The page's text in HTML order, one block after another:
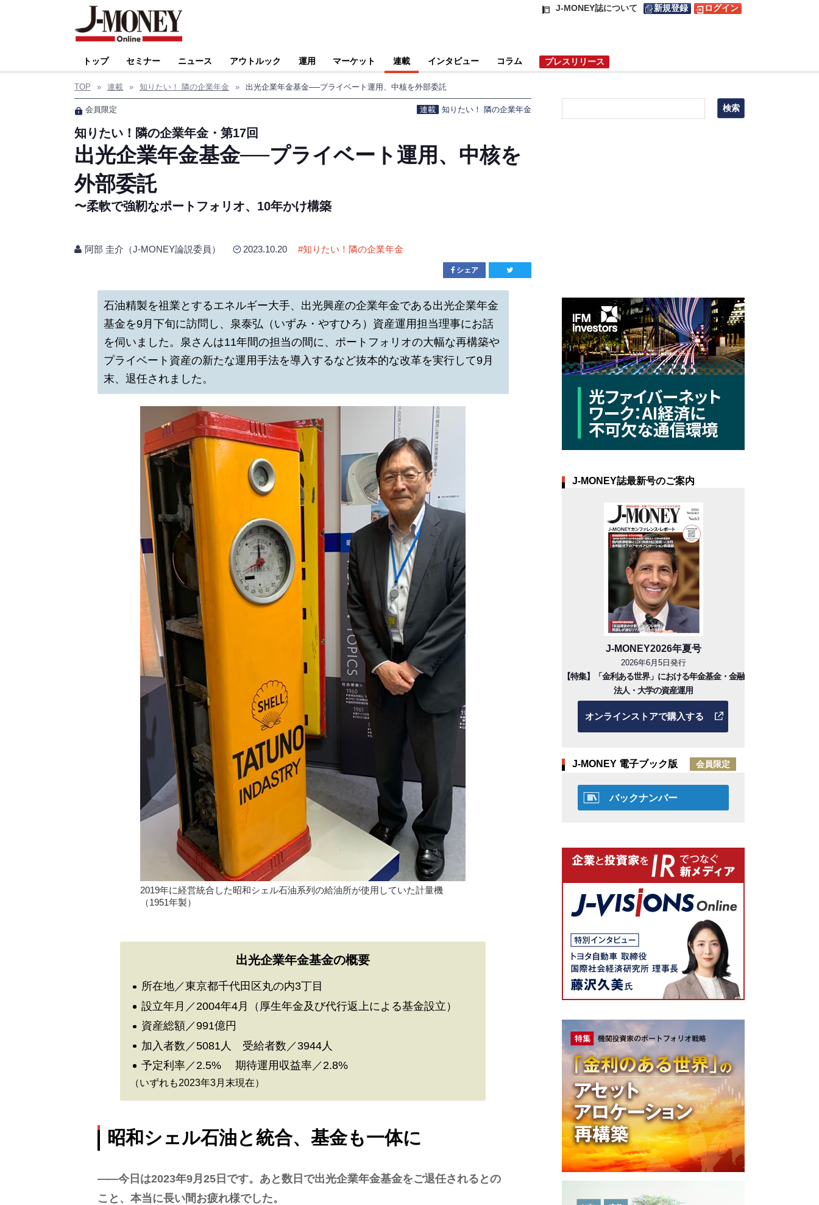
J-MONEY誌について 新規登録 ログイン
トップ セミナー ニュース アウトルック 運用 マーケット 連載 インタビュー コラム プレスリリース
TOP » 連載 » 知りたい！ 隣の企業年金 » 出光企業年金基金──プライベート運用、中核を外部委託
会員限定 連載 知りたい！ 隣の企業年金
知りたい！隣の企業年金・第17回
出光企業年金基金──プライベート運用、中核を
外部委託
〜柔軟で強靭なポートフォリオ、10年かけ構築
阿部 圭介（J-MONEY論説委員） 2023.10.20 #知りたい！隣の企業年金
シェア
石油精製を祖業とするエネルギー大手、出光興産の企業年金である出光企業年金
基金を9月下旬に訪問し、泉泰弘（いずみ・やすひろ）資産運用担当理事にお話
を伺いました。泉さんは11年間の担当の間に、ポートフォリオの大幅な再構築や
プライベート資産の新たな運用手法を導入するなど抜本的な改革を実行して9月
末、退任されました。
2019年に経営統合した昭和シェル石油系列の給油所が使用していた計量機
（1951年製）
出光企業年金基金の概要
所在地／東京都千代田区丸の内3丁目
設立年月／2004年4月（厚生年金及び代行返上による基金設立）
資産総額／991億円
加入者数／5081人 受給者数／3944人
予定利率／2.5% 期待運用収益率／2.8%
（いずれも2023年3月末現在）
昭和シェル石油と統合、基金も一体に
今日は2023年9月25日です。あと数日で出光企業年金基金をご退任されるとの
こと、本当に長い間お疲れ様でした。
J-MONEY誌最新号のご案内
J-MONEY2026年夏号
2026年6月5日発行
【特集】「金利ある世界」における年金基金・金融
法人・大学の資産運用
オンラインストアで購入する
J-MONEY 電子ブック版 会員限定
バックナンバー